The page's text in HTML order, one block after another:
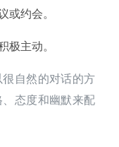
或约会。
极主动。
自然的对话的方
态度和幽默来配